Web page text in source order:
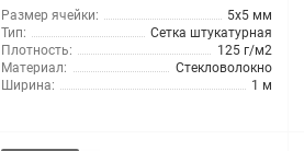
Размер ячейки:
5x5 мм
Тип:
Сетка штукатурная
Плотность:
125 г/м2
Материал:
Стекловолокно
Ширина:
1 м